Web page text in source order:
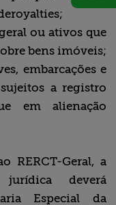
ou ativos que
bens imóveis;
embarcações e
a registro
em alienação
RERCT-Geral, a
deverá
Especial da